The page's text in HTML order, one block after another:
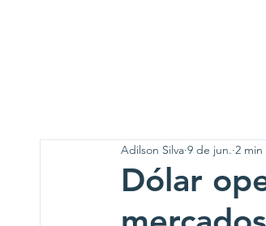
Dólar
Adilson Silva 9 de jun. 2